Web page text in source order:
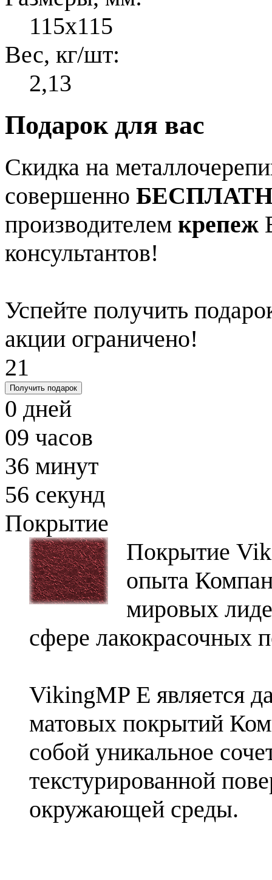
115x115
Вес, кг/шт:
2,13
Подарок для вас
Скидка на
совершенно
производителем крепеж
консультантов!
Успейте получить
акции ограничено!
21
Получить подарок
0 дней
09 часов
36 минут
55 секунд
Покрытие
Покрытие
опыта
мировых
сфере лакокрасочных
VikingMP E является
матовых покрытий
собой уникальное
текстурированной
окружающей среды.